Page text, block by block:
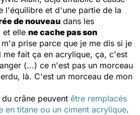
l'équilibre et d'une partie de la
de nouveau dans les
et elle ne cache pas son
prise parce que je me dis si je
me fait ça en acrylique, ça, c'est
(...) ce n'est pas un morceau
là. C'est un morceau de mon
crâne peuvent être remplacés
en titane ou un ciment acrylique.